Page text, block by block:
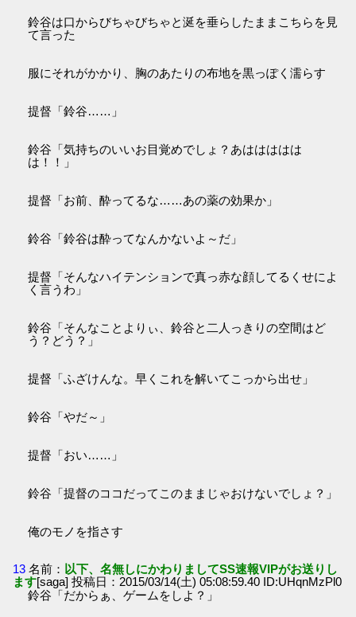
鈴谷は口からびちゃびちゃと涎を垂らしたままこちらを見
て言った
服にそれがかかり、胸のあたりの布地を黒っぽく濡らす
提督「鈴谷……」
鈴谷「気持ちのいいお目覚めでしょ？あははははは
は！！」
提督「お前、酔ってるな……あの薬の効果か」
鈴谷「鈴谷は酔ってなんかないよ～だ」
提督「そんなハイテンションで真っ赤な顔してるくせによ
く言うわ」
鈴谷「そんなことよりぃ、鈴谷と二人っきりの空間はど
う？どう？」
提督「ふざけんな。早くこれを解いてこっから出せ」
鈴谷「やだ～」
提督「おい……」
鈴谷「提督のココだってこのままじゃおけないでしょ？」
俺のモノを指さす
13 名前： 以下、名無しにかわりましてSS速報VIPがお送りし
ます[saga] 投稿日：2015/03/14(土) 05:08:59.40 ID:UHqnMzPl0
鈴谷「だからぁ、ゲームをしよ？」